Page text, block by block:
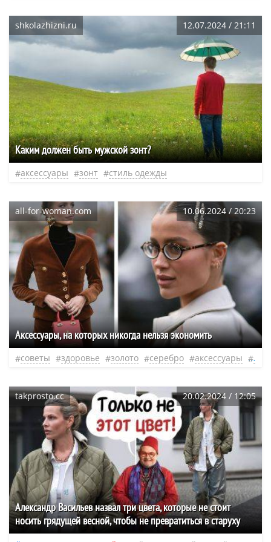
shkolazhizni.ru 12.07.2024 / 21:11
Каким должен быть мужской зонт?
аксессуары зонт стиль одежды
all-for-woman.com 10.06.2024 / 20:23
Аксессуары, на которых никогда нельзя экономить
советы здоровье золото серебро аксессуары
takprosto.cc 20.02.2024 / 12:05
Александр Васильев назвал три цвета, которые не стоит
носить грядущей весной, чтобы не превратиться в старуху